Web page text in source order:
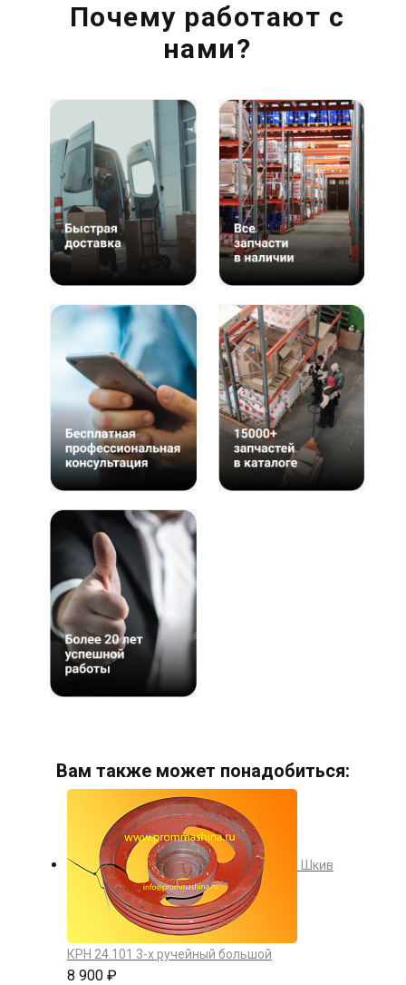
Почему работают с
нами?
Вам также может понадобиться:
Шкив
КРН 24.101 3-х ручейный большой
8 900 ₽